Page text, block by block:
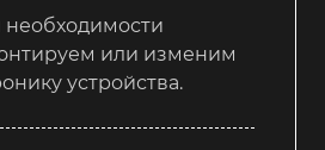
или изменим
устройства.